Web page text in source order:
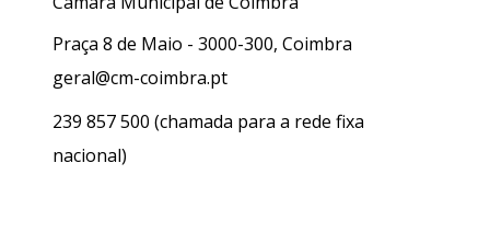
Praça 8 de Maio - 3000-300, Coimbra
geral@cm-coimbra.pt
239 857 500 (chamada para a rede fixa
nacional)